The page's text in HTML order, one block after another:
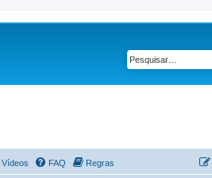
Vídeos FAQ Regras